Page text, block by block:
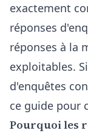
exactement
réponses
réponses à la
exploitables.
d'enquêtes
ce guide pour
Pourquoi les